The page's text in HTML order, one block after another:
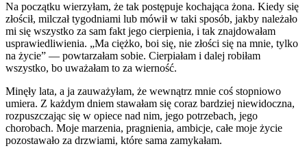
Na początku wierzyłam, że tak postępuje kochająca żona. Kiedy się
złościł, milczał tygodniami lub mówił w taki sposób, jakby należało
mi się wszystko za sam fakt jego cierpienia, i tak znajdowałam
usprawiedliwienia. „Ma ciężko, boi się, nie złości się na mnie, tylko
na życie” — powtarzałam sobie. Cierpiałam i dalej robiłam
wszystko, bo uważałam to za wierność.
Minęły lata, a ja zauważyłam, że wewnątrz mnie coś stopniowo
umiera. Z każdym dniem stawałam się coraz bardziej niewidoczna,
rozpuszczając się w opiece nad nim, jego potrzebach, jego
chorobach. Moje marzenia, pragnienia, ambicje, całe moje życie
pozostawało za drzwiami, które sama zamykałam.